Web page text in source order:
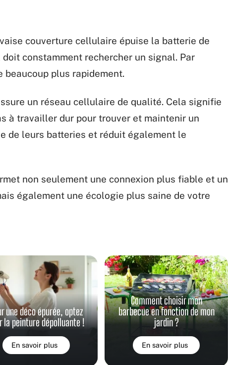
couverture cellulaire épuise la batterie de
constamment rechercher un signal. Par
beaucoup plus rapidement.
un réseau cellulaire de qualité. Cela signifie
à travailler dur pour trouver et maintenir un
de leurs batteries et réduit également le
non seulement une connexion plus fiable et un
également une écologie plus saine de votre
une déco épurée, optez
la peinture dépolluante !
En savoir plus
Comment choisir mon
barbecue en fonction de mon
jardin ?
En savoir plus